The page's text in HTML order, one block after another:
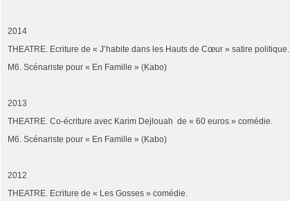
2014
THEATRE. Ecriture de « J’habite dans les Hauts de Cœur » satire politique.
M6. Scénariste pour « En Famille » (Kabo)
2013
THEATRE. Co-écriture avec Karim Dejlouah de « 60 euros » comédie.
M6. Scénariste pour « En Famille » (Kabo)
2012
THEATRE. Ecriture de « Les Gosses » comédie.